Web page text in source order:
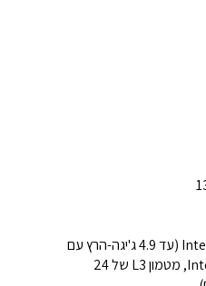
מעבד Intel® Core™ i7-13620H (עד ‎4.9 ג'יגה-הרץ עם
טכנולוגיית Intel® Turbo Boost‏, מטמון L3 של 24